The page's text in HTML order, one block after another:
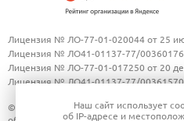
Лицензия № ЛО-77-01-020044 от 25
Лицензия № ЛО41-01137-77/00360176
Лицензия № ЛО-77-01-017250 от 20
Лицензия № ЛО41-01137-77/00361570
© 2010-2026 "Открытая Клиника".
Наш сайт использует
об IP-адресе и